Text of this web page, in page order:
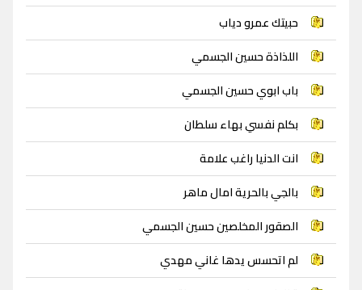
حبيتك عمرو دياب
اللذاذة حسين الجسمي
باب ابوي حسين الجسمي
بكلم نفسي بهاء سلطان
انت الدنيا راغب علامة
بالجي بالحرية امال ماهر
الصقور المخلصين حسين الجسمي
لم اتحسس يدها غاني مهدي